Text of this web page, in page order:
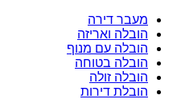
מעבר דירה
הובלה ואריזה
הובלה עם מנוף
הובלה בטוחה
הובלה זולה
הובלת דירות